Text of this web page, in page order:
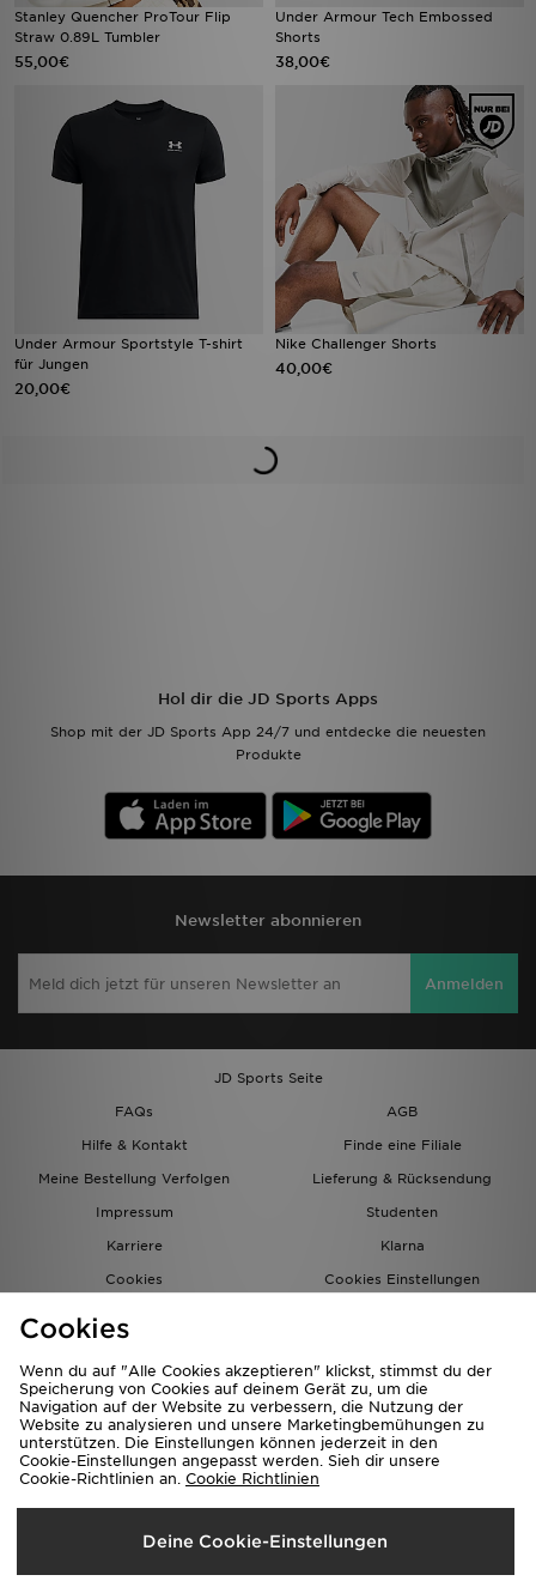
Stanley Quencher ProTour Flip
Straw 0.89L Tumbler
55,00€
Under Armour Tech Embossed
Shorts
38,00€
Under Armour Sportstyle T-shirt
für Jungen
20,00€
Nike Challenger Shorts
40,00€
Hol dir die JD Sports Apps
Shop mit der JD Sports App 24/7 und entdecke die neuesten
Produkte
Newsletter abonnieren
Anmelden
JD Sports Seite
FAQs
AGB
Hilfe & Kontakt
Finde eine Filiale
Meine Bestellung Verfolgen
Lieferung & Rücksendung
Impressum
Studenten
Karriere
Klarna
Cookies
Cookies Einstellungen
Lieferung Nach
Deutschland
Cookies
Wenn du auf "Alle Cookies akzeptieren" klickst, stimmst du der
Speicherung von Cookies auf deinem Gerät zu, um die
Navigation auf der Website zu verbessern, die Nutzung der
Website zu analysieren und unsere Marketingbemühungen zu
unterstützen. Die Einstellungen können jederzeit in den
Cookie-Einstellungen angepasst werden. Sieh dir unsere
Cookie-Richtlinien an. Cookie Richtlinien
Deine Cookie-Einstellungen